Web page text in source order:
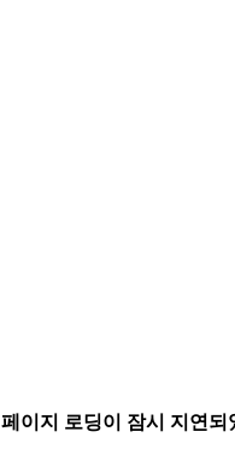
페이지 로딩이 잠시 지연